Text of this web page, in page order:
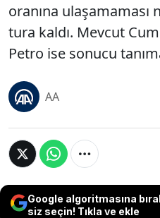
oranına
tura kaldı. Mevcut
Petro ise sonucu
AA
Google algoritmasına
siz seçin! Tıkla ve ekle